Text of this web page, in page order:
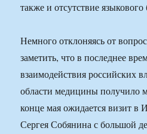
также и отсутствие языкового
Немного отклоняясь от
заметить, что в последнее
взаимодействия российских
области медицины получило
конце мая ожидается визит в
Сергея Собянина с большой